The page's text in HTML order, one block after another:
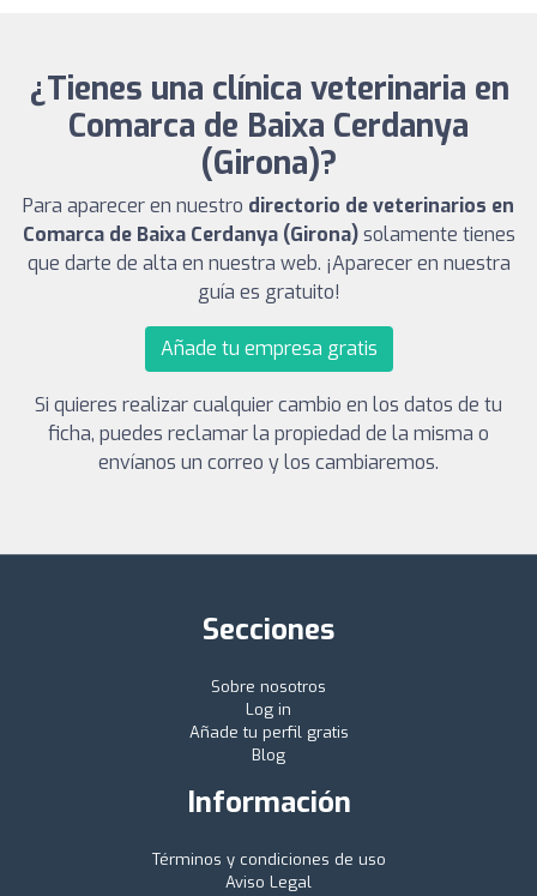
¿Tienes una clínica veterinaria en
Comarca de Baixa Cerdanya
(Girona)?
Para aparecer en nuestro directorio de veterinarios en
Comarca de Baixa Cerdanya (Girona)solamente tienes
que darte de alta en nuestra web. ¡Aparecer en nuestra
guía es gratuito!
Añade tu empresa gratis
Si quieres realizar cualquier cambio en los datos de tu
ficha, puedes reclamar la propiedad de la misma o
envíanos un correo y los cambiaremos.
Secciones
Sobre nosotros
Log in
Añade tu perfil gratis
Blog
Información
Términos y condiciones de uso
Aviso Legal